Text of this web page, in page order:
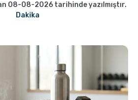
08-08-2026 tarihinde yazılmıştır.
Dakika